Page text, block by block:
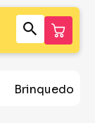
Brinquedos